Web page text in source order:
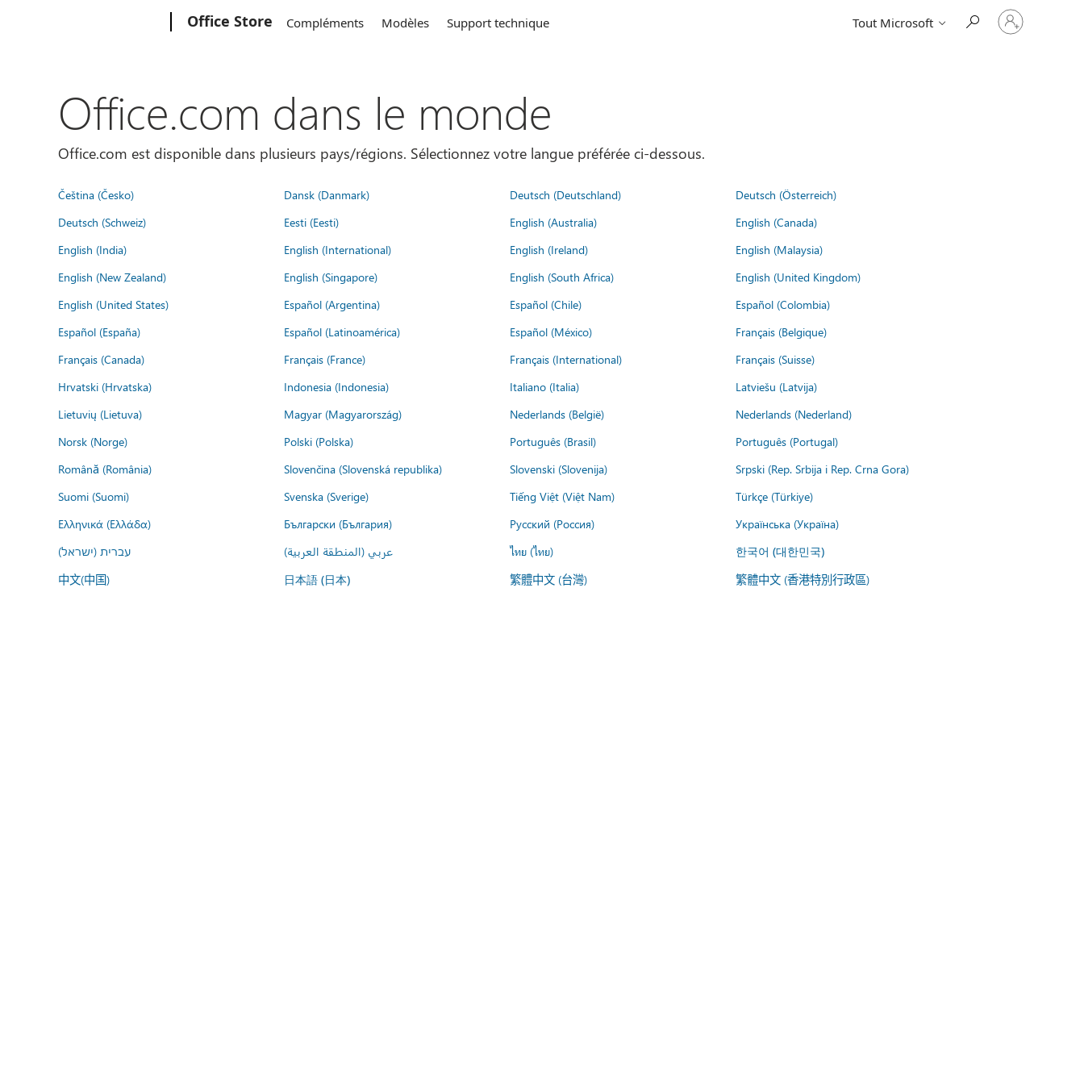
Office Store Compléments Modèles Support technique Tout Microsoft
Connectez-
vous
Office.com dans le monde
Office.com est disponible dans plusieurs pays/régions. Sélectionnez votre langue préférée ci-dessous.
Čeština (Česko) Dansk (Danmark) Deutsch (Deutschland)
Deutsch (Österreich)
Deutsch (Schweiz)
Eesti (Eesti) English (Australia)
English (Canada)
English (India)
English (International) English (Ireland)
English (Malaysia)
English (New Zealand)
English (Singapore) English (South Africa)
English (United Kingdom)
English (United States)
Español (Argentina) Español (Chile)
Español (Colombia)
Español (España)
Español (Latinoamérica) Español (México)
Français (Belgique)
Français (Canada)
Français (France) Français (International)
Français (Suisse)
Hrvatski (Hrvatska)
Indonesia (Indonesia) Italiano (Italia)
Latviešu (Latvija)
Lietuvių (Lietuva)
Magyar (Magyarország) Nederlands (België)
Nederlands (Nederland)
Norsk (Norge)
Polski (Polska) Português (Brasil)
Português (Portugal)
Română (România)
Slovenčina (Slovenská republika) Slovenski (Slovenija)
Srpski (Rep. Srbija i Rep. Crna Gora)
Suomi (Suomi)
Svenska (Sverige) Tiếng Việt (Việt Nam)
Türkçe (Türkiye)
Ελληνικά (Ελλάδα)
Български (България) Русский (Россия)
Українська (Україна)
עברית (ישראל)
عربي (المنطقة العربية) ไทย (ไทย) 한국어 (대한민국)
中文(中国) 日本語 (日本) 繁體中文 (台灣) 繁體中文 (香港特別行政區)